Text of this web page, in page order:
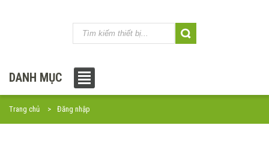
DANH MỤC
Trang chủ Đăng nhập